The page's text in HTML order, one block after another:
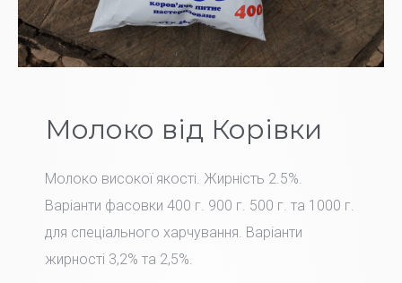
Молоко від Корівки
Молоко високої якості. Жирність 2.5%.
Варіанти фасовки 400 г. 900 г. 500 г. та 1000 г.
для спеціального харчування. Варіанти
жирності 3,2% та 2,5%.